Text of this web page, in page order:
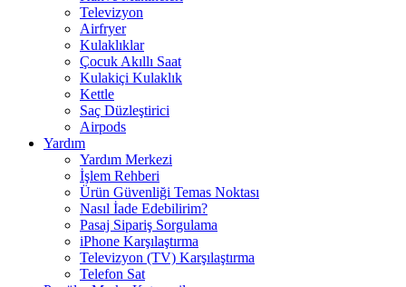
Televizyon
Airfryer
Kulaklıklar
Çocuk Akıllı Saat
Kulakiçi Kulaklık
Kettle
Saç Düzleştirici
Airpods
Yardım
Yardım Merkezi
İşlem Rehberi
Ürün Güvenliği Temas Noktası
Nasıl İade Edebilirim?
Pasaj Sipariş Sorgulama
iPhone Karşılaştırma
Televizyon (TV) Karşılaştırma
Telefon Sat